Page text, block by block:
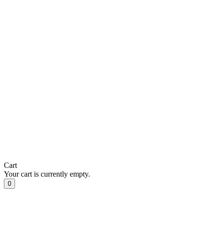
Cart
Your cart is currently empty.
0